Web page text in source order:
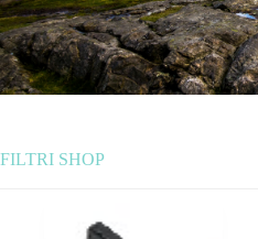
FILTRI SHOP